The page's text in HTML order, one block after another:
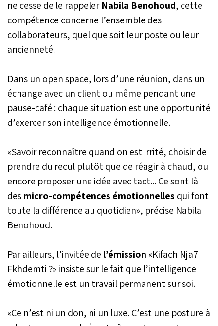
ne cesse de le rappelerNabila Benohoud, cette
compétence concerne l’ensemble des
collaborateurs, quel que soit leur poste ou leur
ancienneté.
Dans un open space, lors d’une réunion, dans un
échange avec un client ou même pendant une
pause-café : chaque situation est une opportunité
d’exercer son intelligence émotionnelle.
«Savoir reconnaître quand on est irrité, choisir de
prendre du recul plutôt que de réagir à chaud, ou
encore proposer une idée avec tact... Ce sont là
desmicro-compétences émotionnelles qui font
toute la différence au quotidien», précise Nabila
Benohoud.
Par ailleurs, l’invitée de l’émission «Kifach Nja7
Fkhdemti ?» insiste sur le fait que l’intelligence
émotionnelle est un travail permanent sur soi.
«Ce n’est ni un don, ni un luxe. C’est une posture à